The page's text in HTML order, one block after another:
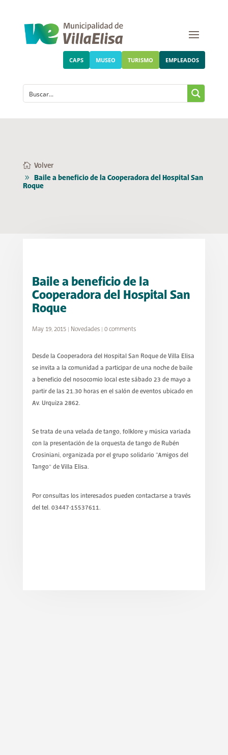
CAPS MUSEO TURISMO EMPLEADOS
Volver
Baile a beneficio de la Cooperadora del Hospital San
Roque
Baile a beneficio de la
Cooperadora del Hospital San
Roque
May 19, 2015| Novedades| 0 comments
Desde la Cooperadora del Hospital San Roque de Villa Elisa
se invita a la comunidad a participar de una noche de baile
a beneficio del nosocomio local este sábado 23 de mayo a
partir de las 21.30 horas en el salón de eventos ubicado en
Av. Urquiza 2862.
Se trata de una velada de tango, folklore y música variada
con la presentación de la orquesta de tango de Rubén
Crosiniani, organizada por el grupo solidario “Amigos del
Tango” de Villa Elisa.
Por consultas los interesados pueden contactarse a través
del tel. 03447-15537611.